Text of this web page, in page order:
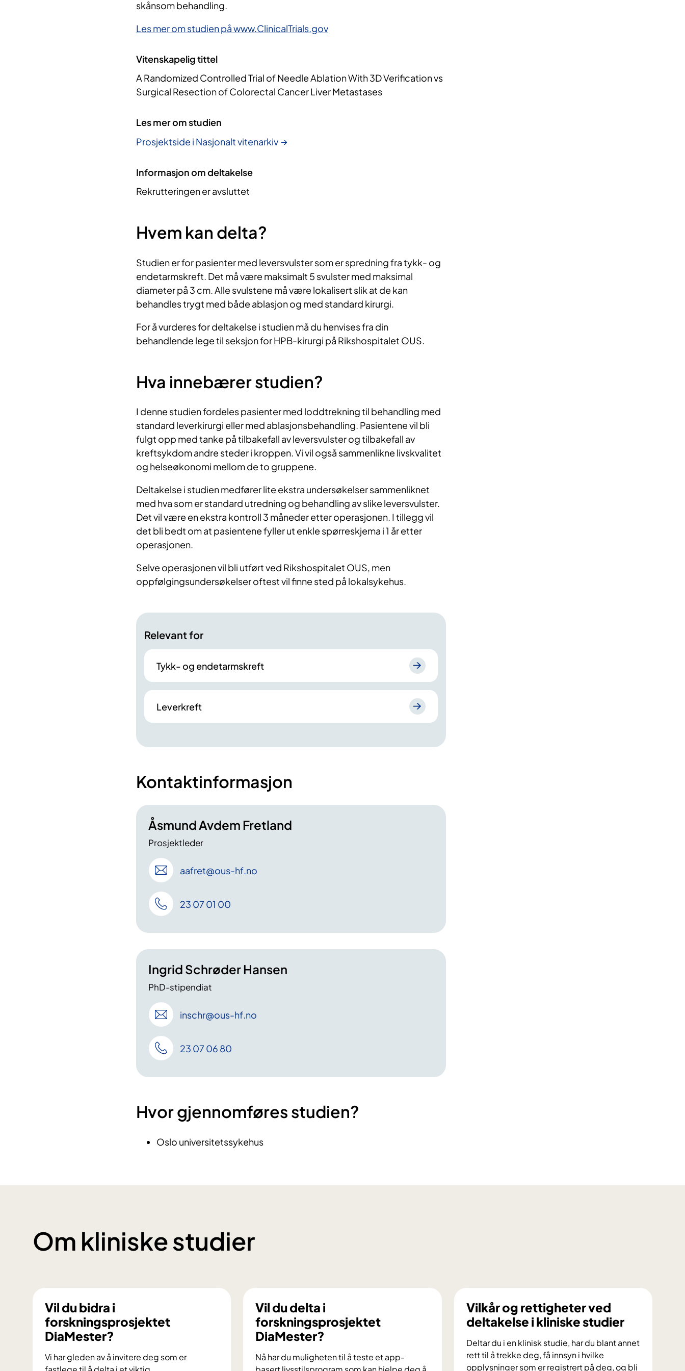
skånsom behandling.
Les mer om studien på www.ClinicalTrials.gov
Vitenskapelig tittel
A Randomized Controlled Trial of Needle Ablation With 3D Verification vs
Surgical Resection of Colorectal Cancer Liver Metastases
Les mer om studien
Prosjektside i Nasjonalt vitenarkiv
Informasjon om deltakelse
Rekrutteringen er avsluttet
Hvem kan delta?
Studien er for pasienter med leversvulster som er spredning fra tykk- og
endetarmskreft. Det må være maksimalt 5 svulster med maksimal
diameter på 3 cm. Alle svulstene må være lokalisert slik at de kan
behandles trygt med både ablasjon og med standard kirurgi.
For å vurderes for deltakelse i studien må du henvises fra din
behandlende lege til seksjon for HPB-kirurgi på Rikshospitalet OUS.
Hva innebærer studien?
I denne studien fordeles pasienter med loddtrekning til behandling med
standard leverkirurgi eller med ablasjonsbehandling. Pasientene vil bli
fulgt opp med tanke på tilbakefall av leversvulster og tilbakefall av
kreftsykdom andre steder i kroppen. Vi vil også sammenlikne livskvalitet
og helseøkonomi mellom de to gruppene.
Deltakelse i studien medfører lite ekstra undersøkelser sammenliknet
med hva som er standard utredning og behandling av slike leversvulster.
Det vil være en ekstra kontroll 3 måneder etter operasjonen. I tillegg vil
det bli bedt om at pasientene fyller ut enkle spørreskjema i 1 år etter
operasjonen.
Selve operasjonen vil bli utført ved Rikshospitalet OUS, men
oppfølgingsundersøkelser oftest vil finne sted på lokalsykehus.
Relevant for
Tykk- og endetarmskreft
Leverkreft
Kontaktinformasjon
Åsmund Avdem Fretland
Prosjektleder
aafret@ous-hf.no
23 07 01 00
Ingrid Schrøder Hansen
PhD-stipendiat
inschr@ous-hf.no
23 07 06 80
Hvor gjennomføres studien?
Oslo universitetssykehus
Om kliniske studier
Vil du bidra i
forskningsprosjektet
DiaMester?
Vi har gleden av å invitere deg som er
Vil du delta i
forskningsprosjektet
DiaMester?
Nå har du muligheten til å teste et app-
Vilkår og rettigheter ved
deltakelse i kliniske studier
Deltar du i en klinisk studie, har du blant annet
rett til å trekke deg, få innsyn i hvilke
opplysninger som er registrert på deg, og bli